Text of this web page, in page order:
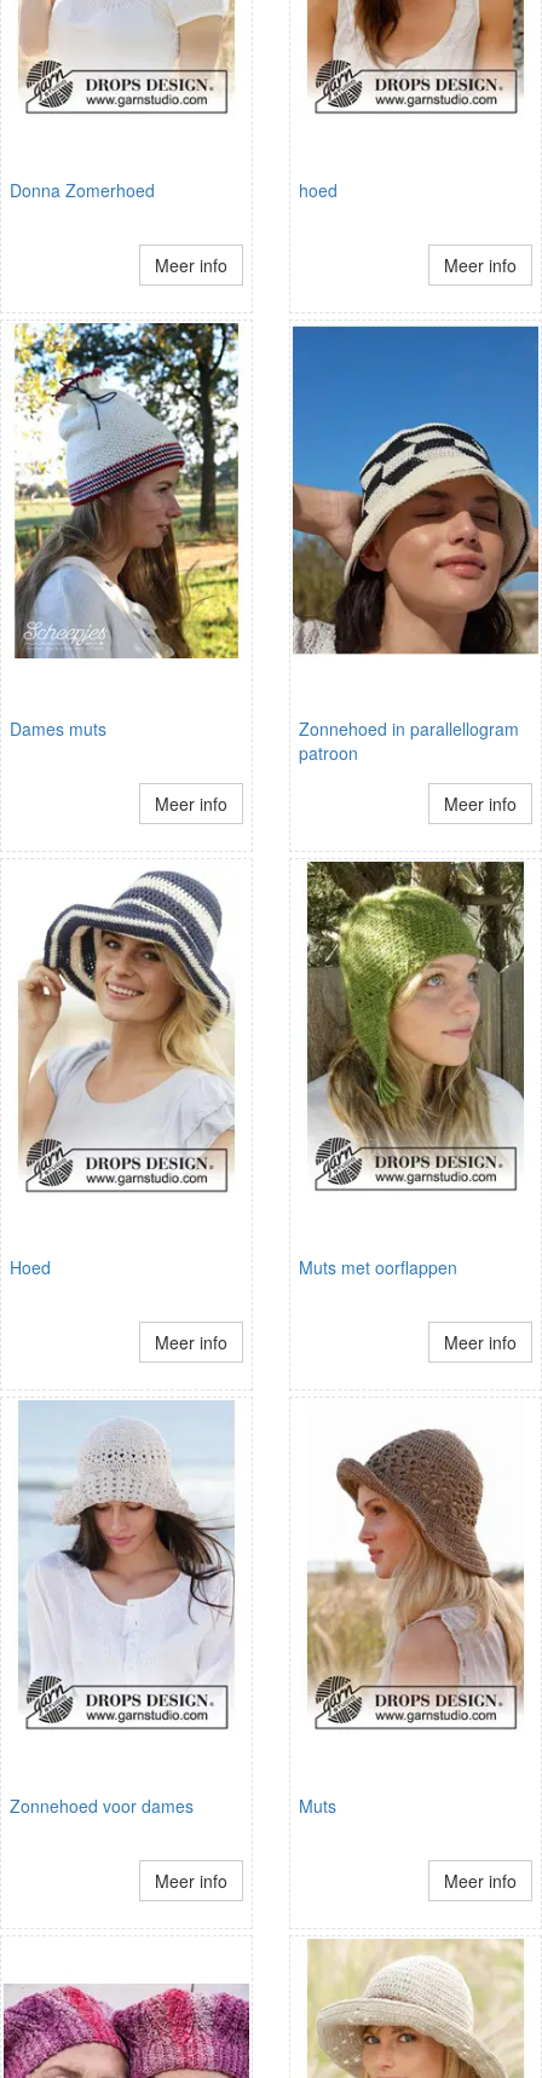
Donna Zomerhoed
Meer info
hoed
Meer info
Dames muts
Meer info
Zonnehoed in parallellogram
patroon
Meer info
Hoed
Meer info
Muts met oorflappen
Meer info
Zonnehoed voor dames
Meer info
Muts
Meer info